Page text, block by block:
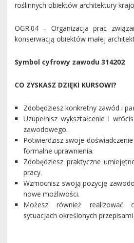
roślinnych obiektów architektury
OGR.04 – Organizacja prac
konserwacją obiektów małej
Symbol cyfrowy zawodu 314202
CO ZYSKASZ DZIĘKI KURSOWI?
Zdobędziesz konkretny zawód i
Uzupełnisz wykształcenie i
zawodowego.
Potwierdzisz swoje
formalne uprawnienia.
Zdobędziesz praktyczne
pracy.
Wzmocnisz swoją pozycję
nowe możliwości.
Możesz również realizować
sytuacjach określonych